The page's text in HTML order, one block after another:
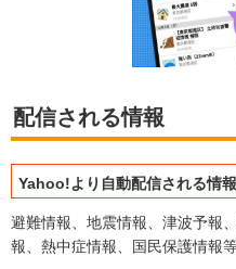
配信される情報
Yahoo!より自動配信される情報
避難情報、地震情報、津波予報
報、熱中症情報、国民保護情報